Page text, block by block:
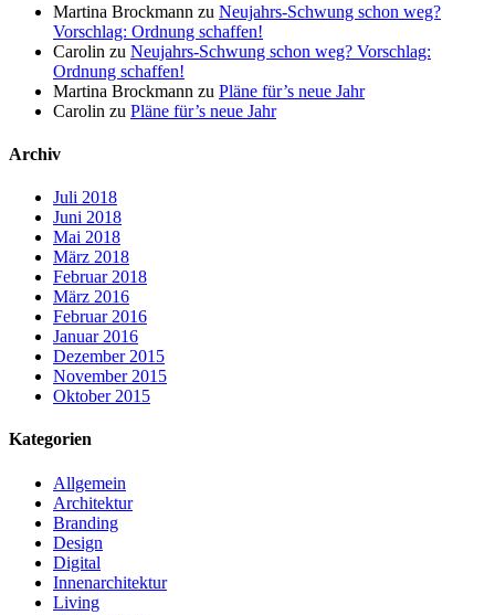
Martina Brockmann zu Neujahrs-Schwung schon weg?
Vorschlag: Ordnung schaffen!
Carolin zu Neujahrs-Schwung schon weg? Vorschlag:
Ordnung schaffen!
Martina Brockmann zu Pläne für’s neue Jahr
Carolin zu Pläne für’s neue Jahr
Archiv
Juli 2018
Juni 2018
Mai 2018
März 2018
Februar 2018
März 2016
Februar 2016
Januar 2016
Dezember 2015
November 2015
Oktober 2015
Kategorien
Allgemein
Architektur
Branding
Design
Digital
Innenarchitektur
Living